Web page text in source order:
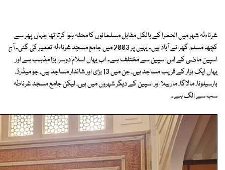
غرناطہ شہر میں الحمرا کے بالکل مقابل مسلمانوں کا محلہ ہوا کرتا تھا جہاں پھر سے
کچھ مسلم گھرانے آباد ہیں۔ یہیں پر 2003 میں جامع مسجد غرناطہ تعمیر کی گئی۔ آج
اسپین ماضی کے اس اسپین سے مختلف ہے۔ اب یہاں اسلام دوسرا بڑا مذہب ہے اور
یہاں ایک ہزار کے قریب مساجد ہیں، جن میں 13 بڑی اور شاندار مساجد ہیں، جو میڈرڈ،
بارسیلونا، مالاگا، ماربیلا اور اسپین کے دیگر شہروں میں ہیں، لیکن جامع مسجد غرناطہ
سب سے الگ ہے۔